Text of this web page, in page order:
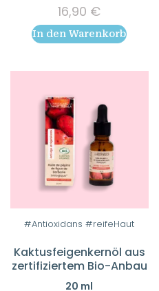
16,90 €
In den Warenkorb
#Antioxidans #reifeHaut
Kaktusfeigenkernöl aus
zertifiziertem Bio-Anbau
20 ml